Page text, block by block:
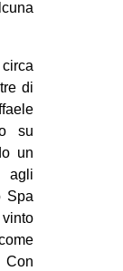
di
su
un
agli
Spa
Con